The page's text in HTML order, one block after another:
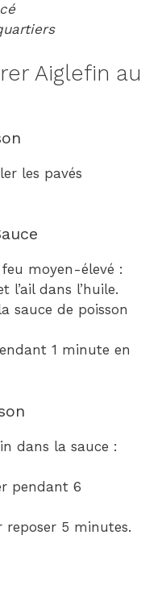
Aiglefin au
les pavés
moyen-élevé :
l’ail dans l’huile.
sauce de poisson
1 minute en
dans la sauce :
pendant 6
reposer 5 minutes.